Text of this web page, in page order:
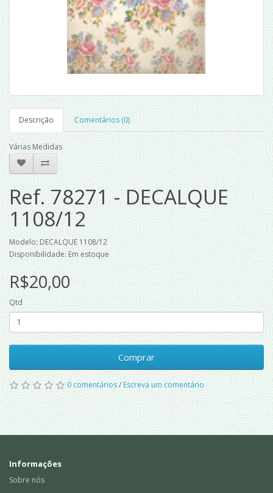
Descrição Comentários (0)
Várias Medidas
Ref. 78271 - DECALQUE
1108/12
Modelo: DECALQUE 1108/12
Disponibilidade: Em estoque
R$20,00
Qtd
Comprar
0 comentários/Escreva um comentário
Informações
Sobre nós